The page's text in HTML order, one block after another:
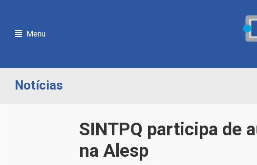
Menu
Notícias
SINTPQ participa de
na Alesp